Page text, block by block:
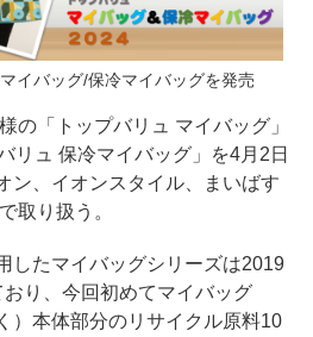
イバッグ/保冷マイバッグを発売
の「トップバリュ マイバッグ」
リュ 保冷マイバッグ」を4月2日
ン、イオンスタイル、まいばす
取り扱う。
したマイバッグシリーズは2019
り、今回初めてマイバッグ
）本体部分のリサイクル原料10